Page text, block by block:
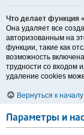
Что делает функция
Она удаляет все
авторизованным на
функции, такие как
возможность
трудности со входом
удаление cookies
Вернуться к началу
Параметры и